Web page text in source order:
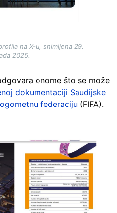
na X-u, snimljena 29.
2025.
onome što se može
dokumentaciji Saudijske
federaciju (FIFA).